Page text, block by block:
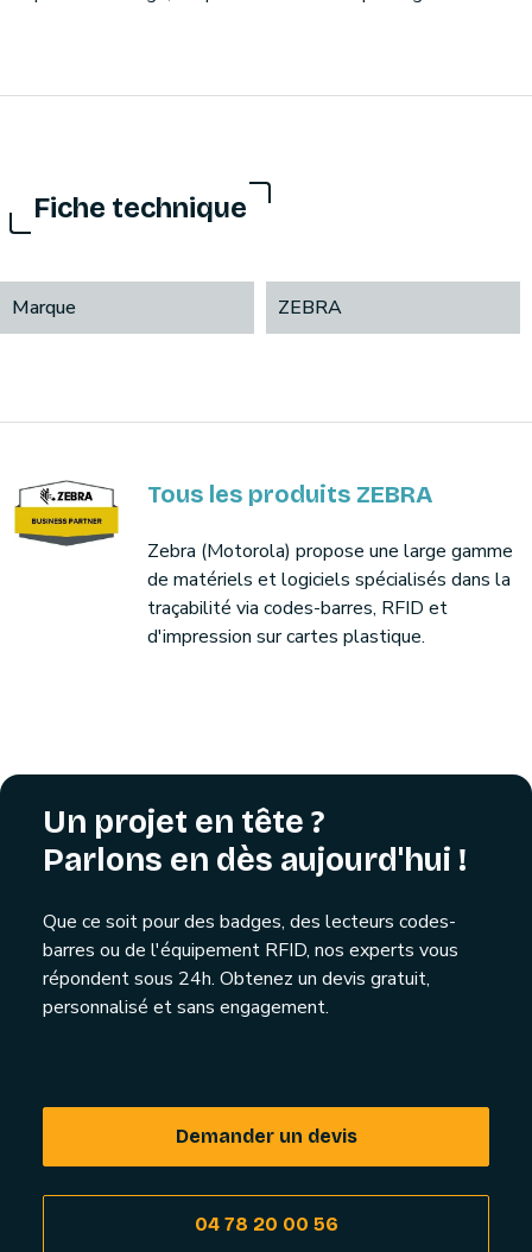
Fiche technique
Marque ZEBRA
Tous les produits ZEBRA
Zebra (Motorola) propose une large gamme
de matériels et logiciels spécialisés dans la
traçabilité via codes-barres, RFID et
d'impression sur cartes plastique.
Un projet en tête ?
Parlons en dès aujourd'hui !
Que ce soit pour des badges, des lecteurs codes-
barres ou de l'équipement RFID, nos experts vous
répondent sous 24h. Obtenez un devis gratuit,
personnalisé et sans engagement.
Demander un devis
04 78 20 00 56